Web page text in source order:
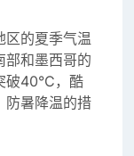
区的夏季气温
部和墨西哥的
破40°C，酷
防暑降温的措